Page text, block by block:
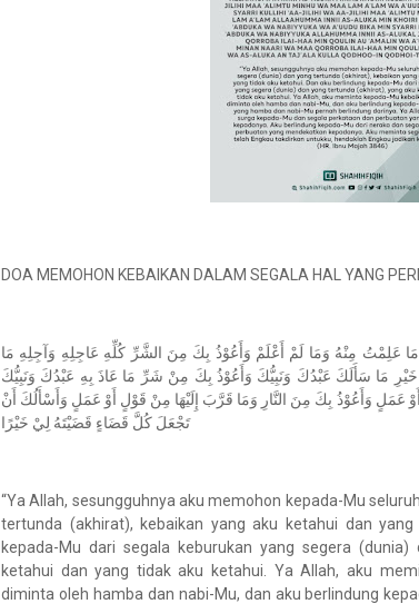
DOA MEMOHON KEBAIKAN DALAM SEGALA HAL YANG
عَلِمْتُ مِنْهُ وَمَا لَمْ أَعْلَمْ وَأَعُوْذُ بِكَ مِنَ الشَّرِّ كُلِّهِ عَاجِلِهِ وَآجِلِهِ مَا
مَا سَأَلَكَ عَبْدُكَ وَنَبِيُّكَ وَأَعُوْذُ بِكَ مِنْ شَرِّ مَا عَاذَ بِهِ عَبْدُكَ وَنَبِيُّكَ
عَمَلٍ وَأَعُوْذُ بِكَ مِنَ النَّارِ وَمَا قَرَّبَ إِلَيْهَا مِنْ قَوْلٍ أَوْ عَمَلٍ وَأَسْأَلُكَ أَنْ
تَجْعَلَ كُلَّ قَضَاءٍ قَضَيْتَهُ لِيْ خَيْرًا
“Ya Allah, sesungguhnya aku memohon kepada-Mu
tertunda (akhirat), kebaikan yang aku ketahui dan
kepada-Mu dari segala keburukan yang segera
ketahui dan yang tidak aku ketahui. Ya Allah, aku
diminta oleh hamba dan nabi-Mu, dan aku berlindung